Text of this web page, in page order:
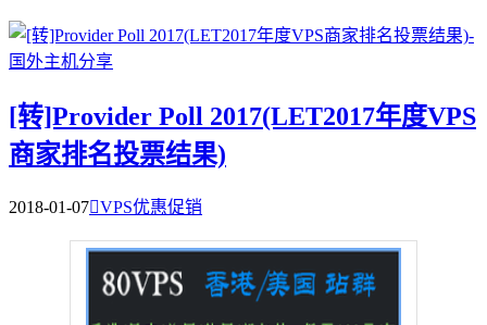
[转]Provider Poll 2017(LET2017年度VPS
商家排名投票结果)
2018-01-07VPS优惠促销